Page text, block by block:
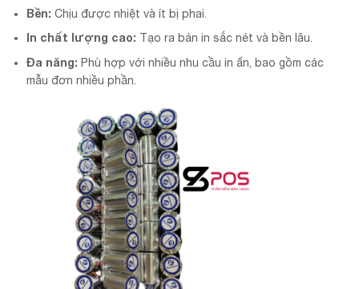
Bền: Chịu được nhiệt và ít bị phai.
In chất lượng cao: Tạo ra bản in sắc nét và bền lâu.
Đa năng: Phù hợp với nhiều nhu cầu in ấn, bao gồm các
mẫu đơn nhiều phần.